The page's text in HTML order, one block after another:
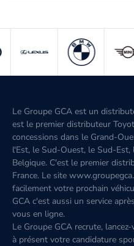
Le Groupe GCA est un
est le premier distributeur
concessions dans le Grand-
l'Est, le Sud-Ouest, le Sud-Est,
Belgique. C'est le premier
France. Le site
facilement votre prochain
GCA c'est aussi un service
vous en ligne.
Le Groupe GCA recrute,
à présent votre candidature